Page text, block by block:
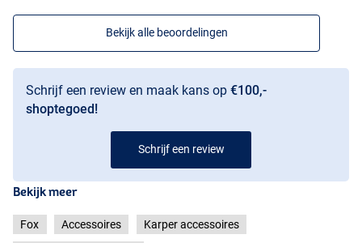
Bekijk alle beoordelingen
Schrijf een review en maak kans op €100,-
shoptegoed!
Schrijf een review
Bekijk meer
Fox Accessoires Karper accessoires